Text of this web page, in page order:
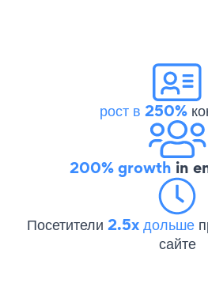
рост в 250%
200% growth in
Посетители 2.5x дольше
сайте